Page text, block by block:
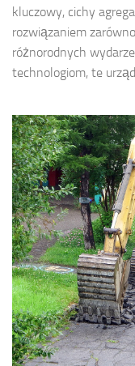
kluczowy, cichy
rozwiązaniem
różnorodnych
technologiom, te